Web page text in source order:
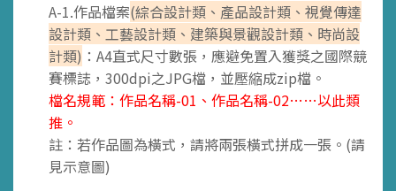
A-1.作品檔案(綜合設計類、產品設計類、視覺傳達
設計類、工藝設計類、建築與景觀設計類、時尚設
計類) ：A4直式尺寸數張，應避免置入獲獎之國際競
賽標誌，300dpi之JPG檔，並壓縮成zip檔。
檔名規範：作品名稱-01、作品名稱-02……以此類
推。
註：若作品圖為橫式，請將兩張橫式拼成一張。(請
見示意圖)